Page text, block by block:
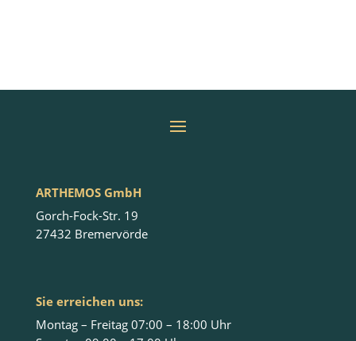
ARTHEMOS GmbH
Gorch-Fock-Str. 19
27432 Bremervörde
Sie erreichen uns:
Montag – Freitag 07:00 – 18:00 Uhr